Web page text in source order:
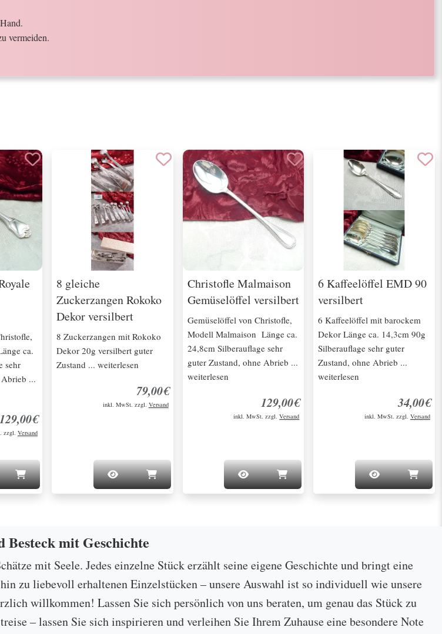
vermeiden.
ca.
sehr
...
129,00€
zzgl. Versand
8 gleiche
Zuckerzangen Rokoko
Dekor versilbert
8 Zuckerzangen mit Rokoko
Dekor 20g versilbert guter
Zustand ... weiterlesen
79,00€
inkl. MwSt. zzgl. Versand
Christofle Malmaison
Gemüselöffel versilbert
Gemüselöffel von Christofle,
Modell Malmaison Länge ca.
24,8cm Silberauflage sehr
guter Zustand, ohne Abrieb ...
weiterlesen
129,00€
inkl. MwSt. zzgl.Versand
6 Kaffeelöffel EMD 90
versilbert
6 Kaffeelöffel mit barockem
Dekor Länge ca. 14,3cm 90g
Silberauflage sehr guter
Zustand, ohne Abrieb ...
weiterlesen
34,00€
inkl. MwSt. zzgl. Versand
Besteck mit Geschichte
mit Seele. Jedes einzelne Stück erzählt seine eigene Geschichte und bringt eine
zu liebevoll erhaltenen Einzelstücken – unsere Auswahl ist so individuell wie unsere
willkommen! Lassen Sie sich persönlich von uns beraten, um genau das Stück zu
– lassen Sie sich inspirieren und verleihen Sie Ihrem Zuhause eine besondere Note